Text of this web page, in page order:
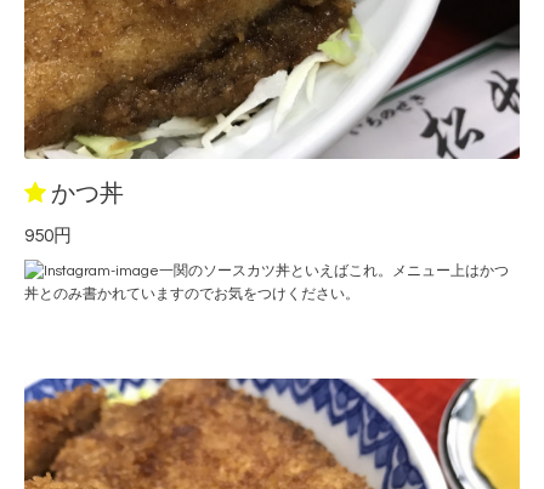
かつ丼
950円
一関のソースカツ丼といえばこれ。メニュー上はかつ
丼とのみ書かれていますのでお気をつけください。